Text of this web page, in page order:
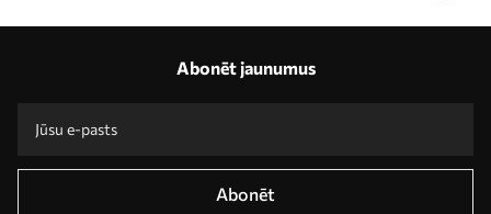
Abonēt jaunumus
Abonēt